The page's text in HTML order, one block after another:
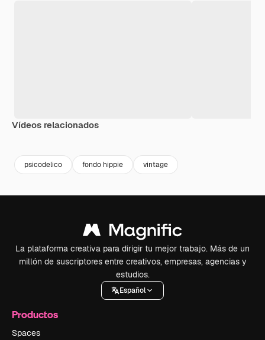
Vídeos relacionados
psicodelico fondo hippie vintage
La plataforma creativa para dirigir tu mejor trabajo. Más de un
millón de suscriptores entre creativos, empresas, agencias y
estudios.
Español
Productos
Spaces